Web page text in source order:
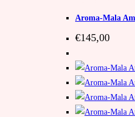
Aroma-Mala
€145,00